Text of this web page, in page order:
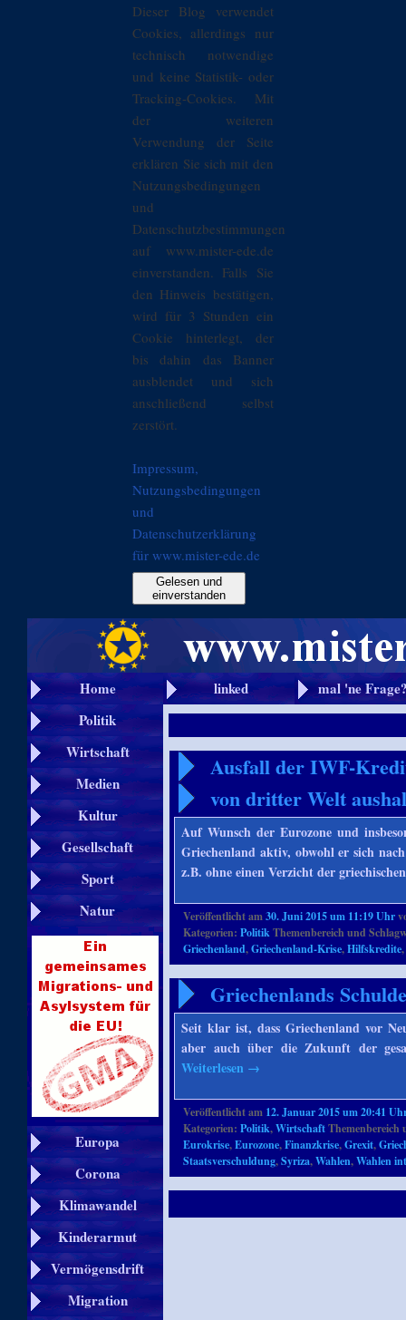
Dieser Blog verwendet
Cookies, allerdings nur
technisch notwendige
und keine Statistik- oder
Tracking-Cookies. Mit
der weiteren
Verwendung der Seite
erklären Sie sich mit den
Nutzungsbedingungen
und
Datenschutzbestimmungen
auf www.mister-ede.de
einverstanden. Falls Sie
den Hinweis bestätigen,
wird für 3 Stunden ein
Cookie hinterlegt, der
bis dahin das Banner
ausblendet und sich
anschließend selbst
zerstört.
Impressum,
Nutzungsbedingungen
und
Datenschutzerklärung
für www.mister-ede.de
Gelesen und
einverstanden
Home linked
mal 'ne
Politik
Wirtschaft
Medien
Kultur
Gesellschaft
Sport
Natur
Europa
Corona
Klimawandel
Kinderarmut
Vermögensdrift
Migration
Ausfall der IWF-
von dritter Welt
Auf Wunsch der Eurozone und
Griechenland aktiv, obwohl er sich
z.B. ohne einen Verzicht der
Veröffentlicht am30. Juni 2015 um 11:19 Uhr
Kategorien:PolitikThemenbereich und
Griechenland,Griechenland-Krise,Hilfskredite
Griechenlands
Seit klar ist, dass Griechenland vor
aber auch über die Zukunft der
Weiterlesen →
Veröffentlicht am 12. Januar 2015 um 20:41
Kategorien:Politik,Wirtschaft
Eurokrise,Eurozone,Finanzkrise,Grexit,
Staatsverschuldung,Syriza,Wahlen,Wahlen